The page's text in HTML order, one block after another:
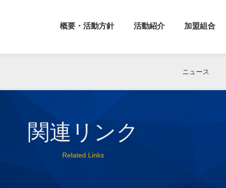
概要・活動方針 活動紹介 加盟組合
ニュース
関連リンク
Related Links